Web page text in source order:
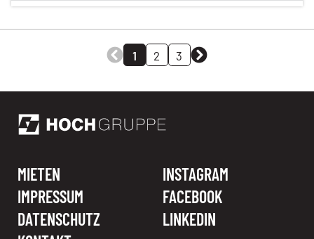
1 2 3
MIETEN
IMPRESSUM
DATENSCHUTZ
INSTAGRAM
FACEBOOK
LINKEDIN